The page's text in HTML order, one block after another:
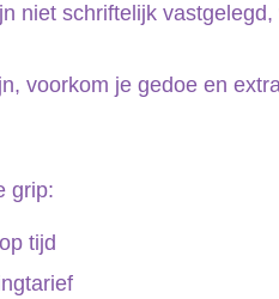
niet schriftelijk vastgelegd,
voorkom je gedoe en
grip:
tijd